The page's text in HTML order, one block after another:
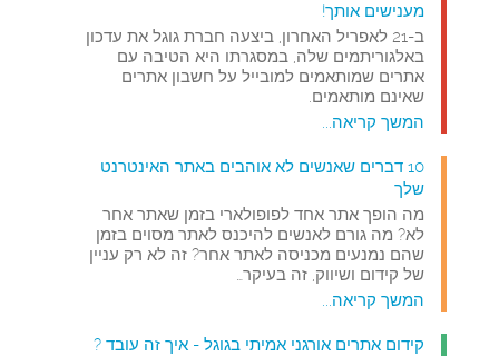
מענישים אותך!
ב-21 לאפריל האחרון, ביצעה חברת גוגל את עדכון
באלגוריתמים שלה, במסגרתו היא הטיבה עם
אתרים שמותאמים למובייל על חשבון אתרים
שאינם מותאמים.
המשך קריאה...
10 דברים שאנשים לא אוהבים באתר האינטרנט
שלך
מה הופך אתר אחד לפופולארי בזמן שאתר אחר
לא? מה גורם לאנשים להיכנס לאתר מסוים בזמן
שהם נמנעים מכניסה לאתר אחר? זה לא רק עניין
של קידום ושיווק, זה בעיקר…
המשך קריאה...
קידום אתרים אורגני אמיתי בגוגל - איך זה עובד ?